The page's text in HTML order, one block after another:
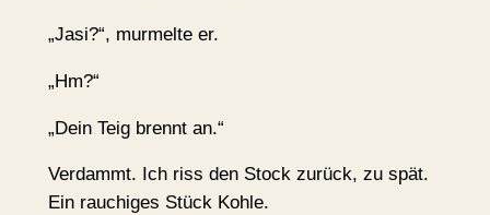
„Jasi?“, murmelte er.
„Hm?“
„Dein Teig brennt an.“
Verdammt. Ich riss den Stock zurück, zu spät.
Ein rauchiges Stück Kohle.